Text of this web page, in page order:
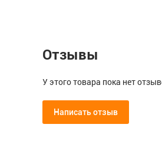
Отзывы
У этого товара пока нет
Написать отзыв